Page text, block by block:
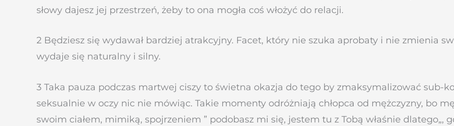
słowy dajesz jej przestrzeń, żeby to ona mogła coś włożyć do relacji.
2 Będziesz się wydawał bardziej atrakcyjny. Facet, który nie szuka aprobaty i nie zmienia
wydaje się naturalny i silny.
3 Taka pauza podczas martwej ciszy to świetna okazja do tego by zmaksymalizować sub-
seksualnie w oczy nic nie mówiąc. Takie momenty odróżniają chłopca od mężczyzny, bo
swoim ciałem, mimiką, spojrzeniem ” podobasz mi się, jestem tu z Tobą właśnie dlatego„,